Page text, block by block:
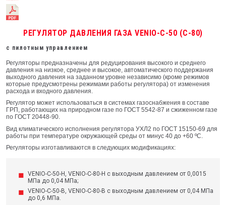
РЕГУЛЯТОР ДАВЛЕНИЯ ГАЗА VENIO-С-50 (С-80)
с пилотным управлением
Регуляторы предназначены для редуцирования высокого и среднего
давления на низкое, среднее и высокое, автоматического поддержания
выходного давления на заданном уровне независимо (кроме режимов
которые предусмотрены режимами работы регулятора) от изменения
расхода и входного давления.
Регулятор может использоваться в системах газоснабжения в составе
ГРП, работающих на природном газе по ГОСТ 5542-87 и сжиженном газе
по ГОСТ 20448-90.
Вид климатического исполнения регулятора УХЛ2 по ГОСТ 15150-69 для
работы при температуре окружающей среды от минус 40 до +60 ºС.
Регуляторы изготавливаются в следующих модификациях:
VENIO-C-50-H, VENIO-C-80-H с выходным давлением от 0,0015
МПа до 0,04 МПа;
VENIO-C-50-B, VENIO-C-80-B с выходным давлением от 0,04 МПа
до 0,6 МПа.